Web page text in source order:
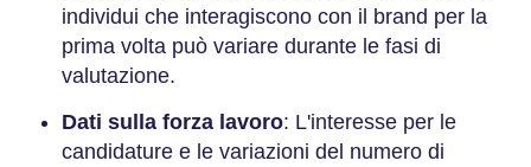
individui che interagiscono con il brand per la
prima volta può variare durante le fasi di
valutazione.
Dati sulla forza lavoro: L'interesse per le
candidature e le variazioni del numero di